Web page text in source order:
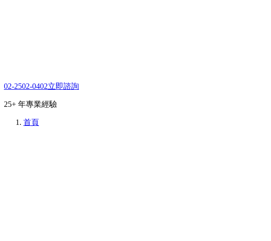
02-2502-0402立即諮詢
25+ 年專業經驗
首頁